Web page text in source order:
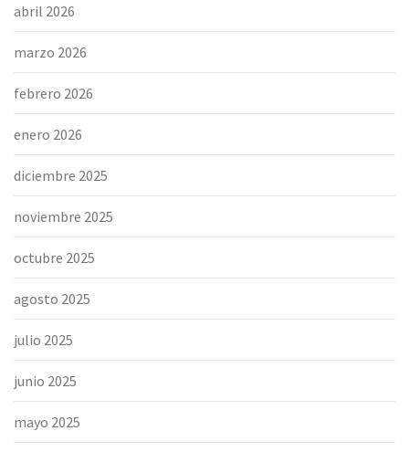
abril 2026
marzo 2026
febrero 2026
enero 2026
diciembre 2025
noviembre 2025
octubre 2025
agosto 2025
julio 2025
junio 2025
mayo 2025